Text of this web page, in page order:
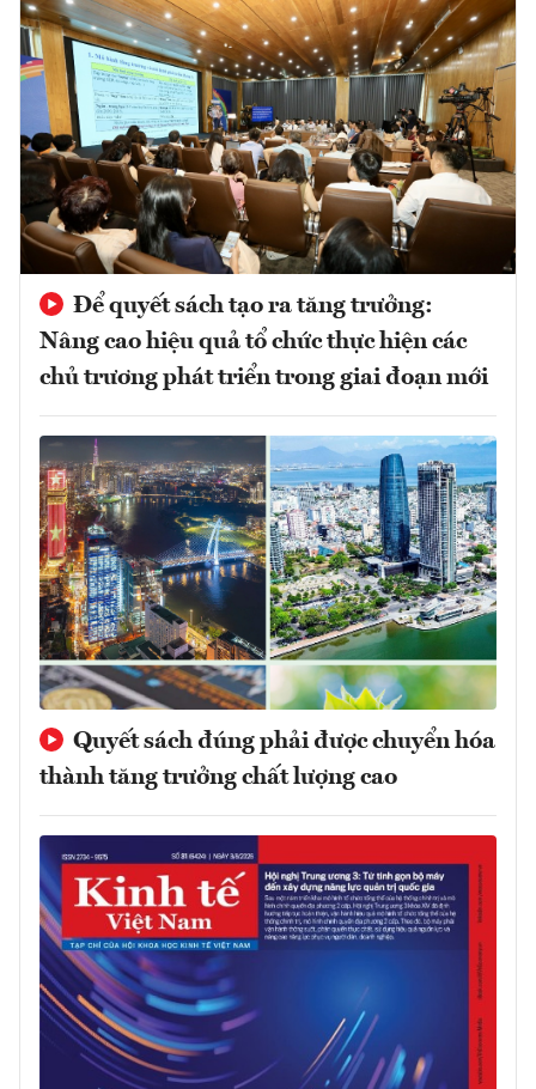
Để quyết sách tạo ra tăng trưởng:
Nâng cao hiệu quả tổ chức thực hiện các
chủ trương phát triển trong giai đoạn mới
Quyết sách đúng phải được chuyển hóa
thành tăng trưởng chất lượng cao